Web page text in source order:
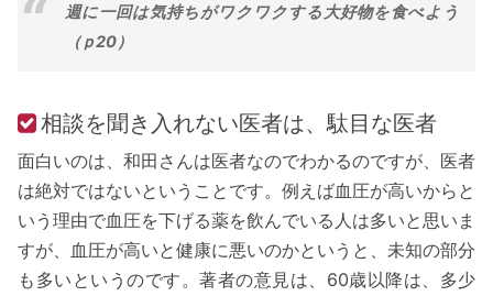
週に一回は気持ちがワクワクする大好物を食べよう
（ｐ20）
相談を聞き入れない医者は、駄目な医者
面白いのは、和田さんは医者なのでわかるのですが、医者
は絶対ではないということです。例えば血圧が高いからと
いう理由で血圧を下げる薬を飲んでいる人は多いと思いま
すが、血圧が高いと健康に悪いのかというと、未知の部分
も多いというのです。著者の意見は、60歳以降は、多少